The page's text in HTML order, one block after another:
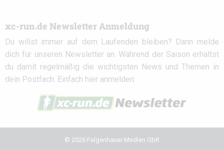
xc-run.de Newsletter Anmeldung
Du willst immer auf dem Laufenden bleiben? Dann melde
dich für unseren Newsletter an. Während der Saison erhältst
du damit regelmäßig die wichtigsten News und Themen in
dein Postfach. Einfach hier anmelden:
© 2026 Felgenhauer Medien GbR